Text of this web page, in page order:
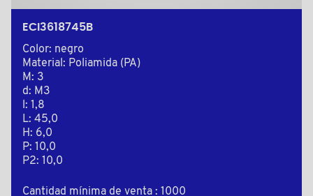
ECI3618745B
Color: negro
Material: Poliamida (PA)
M: 3
d: M3
l: 1,8
L: 45,0
H: 6,0
P: 10,0
P2: 10,0
Cantidad mínima de venta : 1000